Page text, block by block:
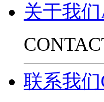
关于我
联系我们